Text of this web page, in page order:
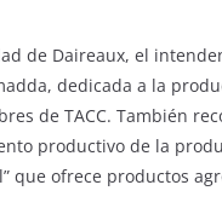
de Daireaux, el
dedicada a la
de TACC. También
productivo de la
que ofrece productos